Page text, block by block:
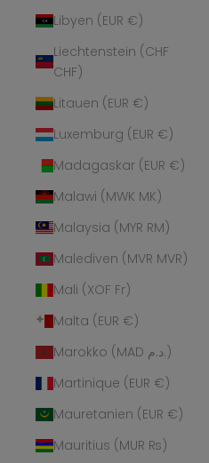
Libyen (EUR €)
Liechtenstein (CHF
CHF)
Litauen (EUR €)
Luxemburg (EUR €)
Madagaskar (EUR €)
Malawi (MWK MK)
Malaysia (MYR RM)
Malediven (MVR MVR)
Mali (XOF Fr)
Malta (EUR €)
Marokko (MAD د.م.)
Martinique (EUR €)
Mauretanien (EUR €)
Mauritius (MUR ₨)